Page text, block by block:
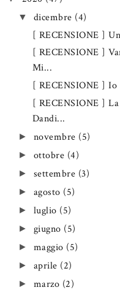
▼ dicembre (4)
[ RECENSIONE ]
[ RECENSIONE ]
Mi...
[ RECENSIONE ]
[ RECENSIONE ]
Dandi...
► novembre (5)
► ottobre (4)
► settembre (3)
► agosto (5)
► luglio (5)
► giugno (5)
► maggio (5)
► aprile (2)
► marzo (2)